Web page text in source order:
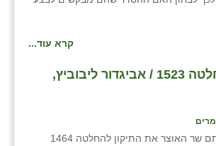
קרא עוד...
נא להכיר! החלטה 1523 / אביגדור ליבוביץ,
ביום 15.11.17 חתם שר האוצר את התיקון להחלטה 1464